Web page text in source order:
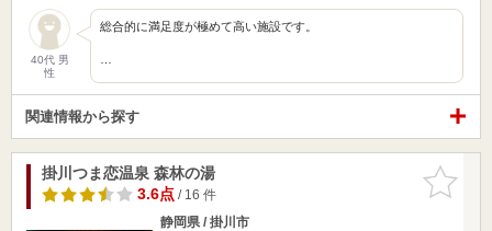
40代 男
性
総合的に満足度が極めて高い施設です。
関連情報から探す
お気に入
りに追加
掛川つま恋温泉 森林の湯
3.6点/ 16 件
静岡県 / 掛川市